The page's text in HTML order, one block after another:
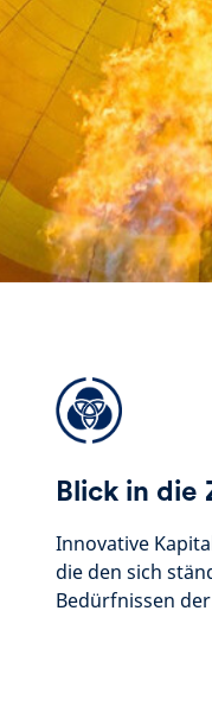
Blick in die
Innovative
die den sich
Bedürfnissen